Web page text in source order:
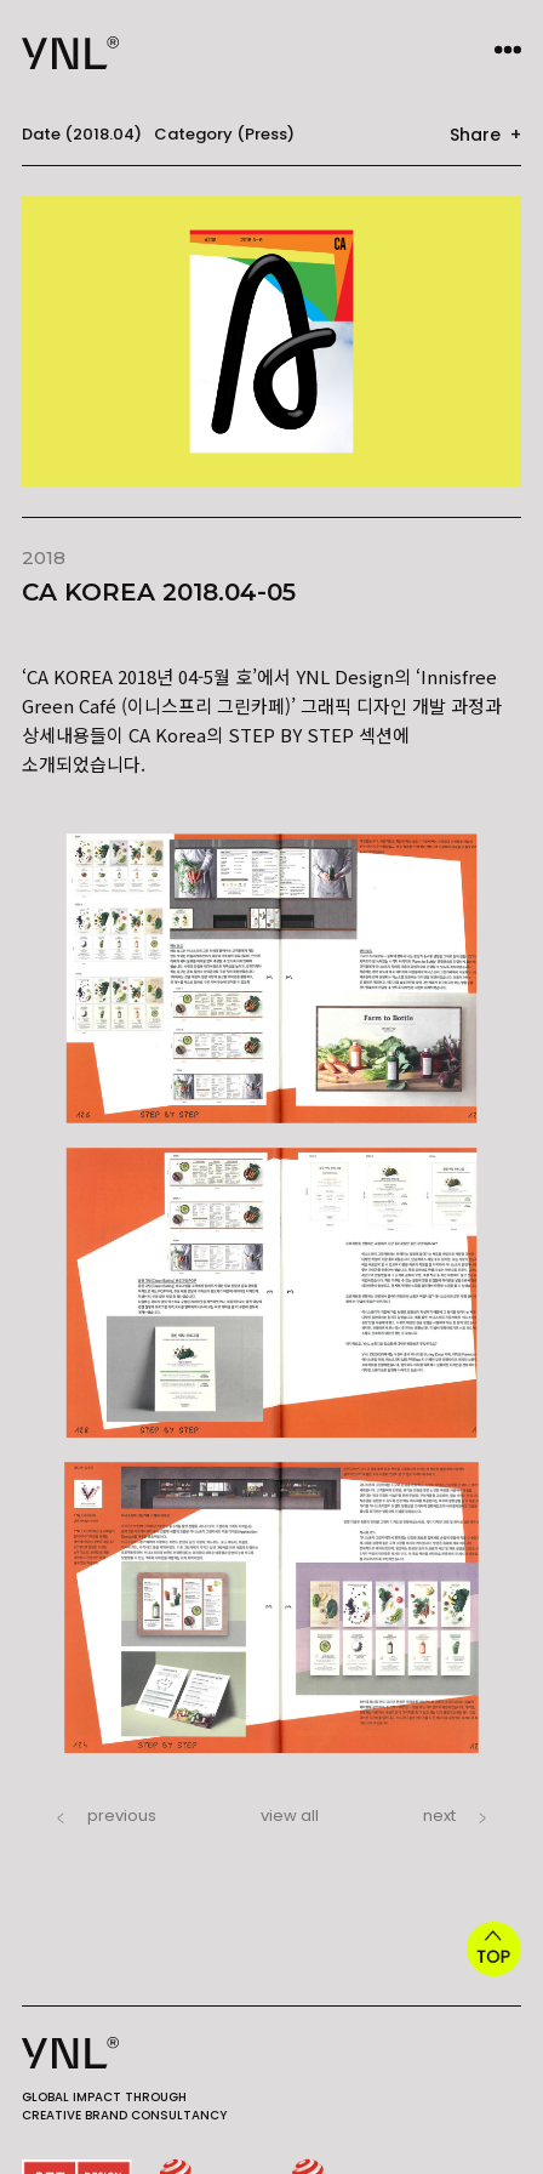
Date (2018.04) Category (Press) Share +
2018
CA KOREA 2018.04-05
‘CA KOREA 2018년 04-5월 호’에서 YNL Design의 ‘Innisfree
Green Café (이니스프리 그린카페)’ 그래픽 디자인 개발 과정과
상세내용들이 CA Korea의 STEP BY STEP 섹션에
소개되었습니다.
previous view all next
GLOBAL IMPACT THROUGH
CREATIVE BRAND CONSULTANCY